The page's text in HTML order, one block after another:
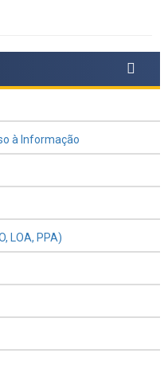
à Informação
LOA, PPA)